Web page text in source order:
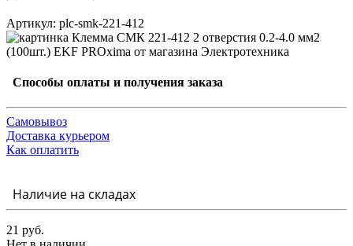
Артикул: plc-smk-221-412
Способы оплаты и получения заказа
Самовывоз
Доставка курьером
Как оплатить
Наличие на складах
21 руб.